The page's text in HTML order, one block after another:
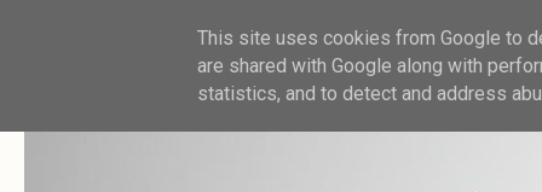
This site uses cookies from Google to
are shared with Google along with
statistics, and to detect and address